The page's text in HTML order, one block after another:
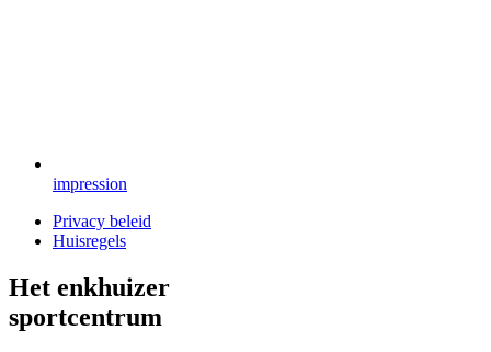
impression
Privacy beleid
Huisregels
Het enkhuizer
sportcentrum